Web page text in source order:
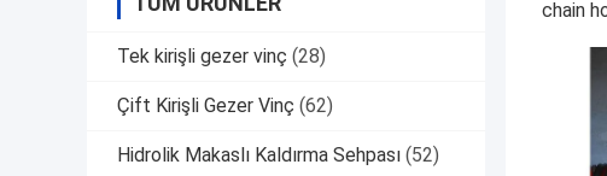
Tek kirişli gezer vinç (28)
Çift Kirişli Gezer Vinç (62)
Hidrolik Makaslı Kaldırma Sehpası (52)
chain